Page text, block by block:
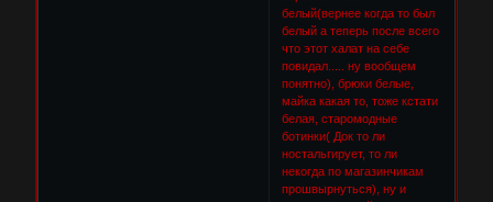
белый(вернее когда то был
белый а теперь после всего
что этот халат на себе
повидал..... ну вообщем
понятно), брюки белые,
майка какая то, тоже кстати
белая, старомодные
ботинки( Док то ли
ностальгирует, то ли
некогда по магазинчикам
прошвырнуться), ну и